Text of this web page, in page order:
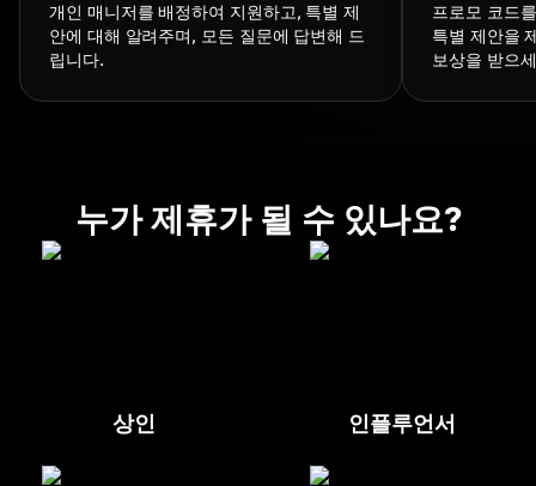
개인 매니저를 배정하여 지원하고, 특별 제
안에 대해 알려주며, 모든 질문에 답변해 드
립니다.
프로모 코드
특별 제안을
보상을 받으
누가 제휴가 될 수 있나요?
상인 인플루언서